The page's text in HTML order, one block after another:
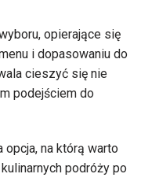
opierające się
i dopasowaniu do
cieszyć się nie
podejściem do
opcja, na którą warto
podróży po